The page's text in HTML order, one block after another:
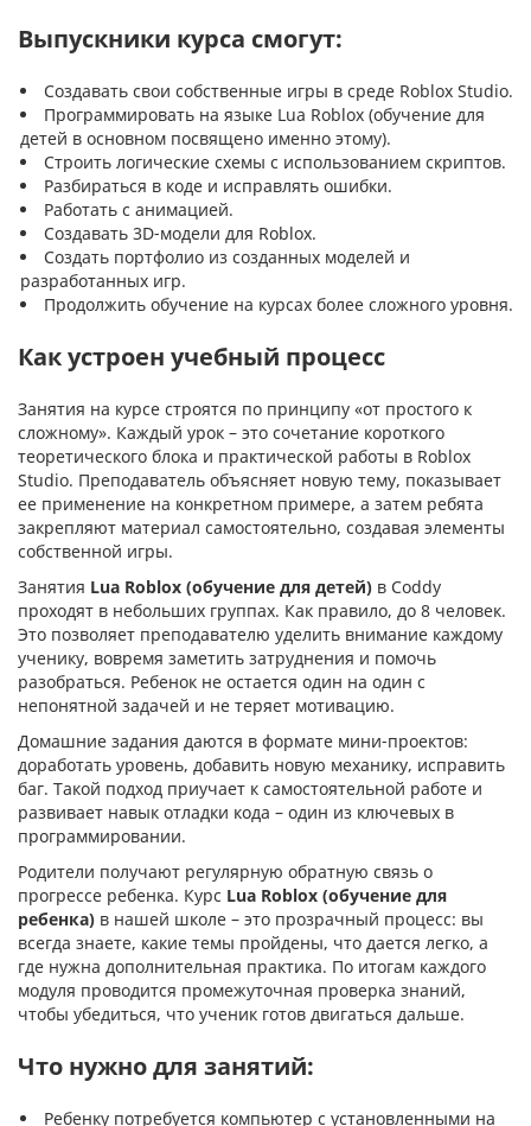
Выпускники курса смогут:
Создавать свои собственные игры в среде Roblox Studio.
Программировать на языке Lua Roblox (обучение для
детей в основном посвящено именно этому).
Строить логические схемы с использованием скриптов.
Разбираться в коде и исправлять ошибки.
Работать с анимацией.
Создавать 3D-модели для Roblox.
Создать портфолио из созданных моделей и
разработанных игр.
Продолжить обучение на курсах более сложного уровня.
Как устроен учебный процесс
Занятия на курсе строятся по принципу «от простого к
сложному». Каждый урок – это сочетание короткого
теоретического блока и практической работы в Roblox
Studio. Преподаватель объясняет новую тему, показывает
ее применение на конкретном примере, а затем ребята
закрепляют материал самостоятельно, создавая элементы
собственной игры.
Занятия Lua Roblox (обучение для детей) в Coddy
проходят в небольших группах. Как правило, до 8 человек.
Это позволяет преподавателю уделить внимание каждому
ученику, вовремя заметить затруднения и помочь
разобраться. Ребенок не остается один на один с
непонятной задачей и не теряет мотивацию.
Домашние задания даются в формате мини-проектов:
доработать уровень, добавить новую механику, исправить
баг. Такой подход приучает к самостоятельной работе и
развивает навык отладки кода – один из ключевых в
программировании.
Родители получают регулярную обратную связь о
прогрессе ребенка. Курс Lua Roblox (обучение для
ребенка) в нашей школе – это прозрачный процесс: вы
всегда знаете, какие темы пройдены, что дается легко, а
где нужна дополнительная практика. По итогам каждого
модуля проводится промежуточная проверка знаний,
чтобы убедиться, что ученик готов двигаться дальше.
Что нужно для занятий:
Ребенку потребуется компьютер с установленными на